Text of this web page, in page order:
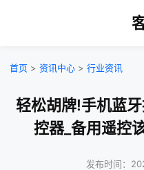
首页 > 资讯中心 > 行业资讯
轻松胡牌!手机蓝
控器_备用遥控
发布时间：